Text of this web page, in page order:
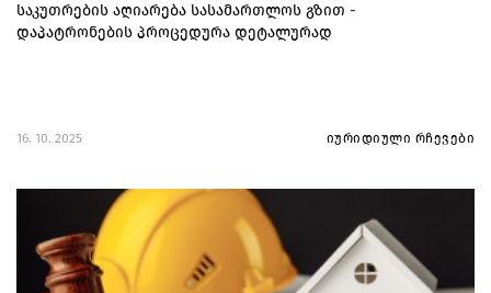
საკუთრების აღიარება სასამართლოს გზით -
დაპატრონების პროცედურა დეტალურად
16. 10. 2025 იურიდიული რჩევები